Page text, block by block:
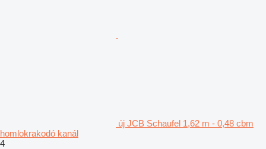
új JCB Schaufel 1,62 m - 0,48 cbm
homlokrakodó kanál
4